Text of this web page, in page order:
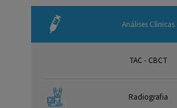
Análises Clínicas
TAC - CBCT
Radiografia